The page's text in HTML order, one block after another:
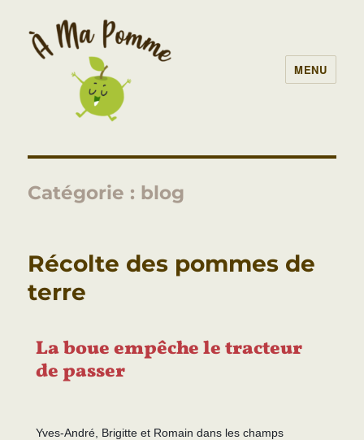
MENU
Catégorie : blog
Récolte des pommes de
terre
La boue empêche le tracteur
de passer
Yves-André, Brigitte et Romain dans les champs